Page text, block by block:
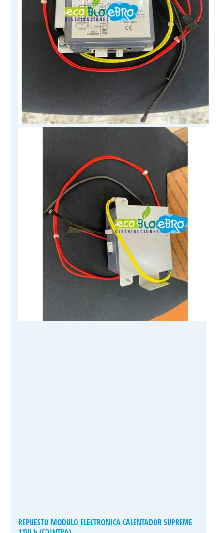
REPUESTO MODULO ELECTRONICA CALENTADOR SUPREME